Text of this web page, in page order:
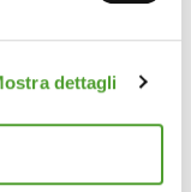
tuoi dati personali
dettagli